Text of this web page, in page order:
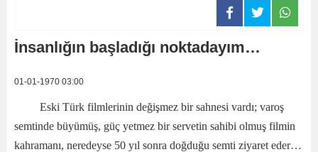
İnsanlığın başladığı noktadayım…
01-01-1970 03:00
Eski Türk filmlerinin değişmez bir sahnesi vardı; varoş
semtinde büyümüş, güç yetmez bir servetin sahibi olmuş filmin
kahramanı, neredeyse 50 yıl sonra doğduğu semti ziyaret eder…